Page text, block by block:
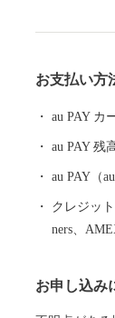
で唯一のア
す。
お支払い方
au PAY カ
au PAY 残
au PAY（
クレジッ
ners、
お申し込み